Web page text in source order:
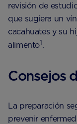
revisión de
que sugiera un
cacahuates y su
alimento1.
Consejos
La preparación
prevenir